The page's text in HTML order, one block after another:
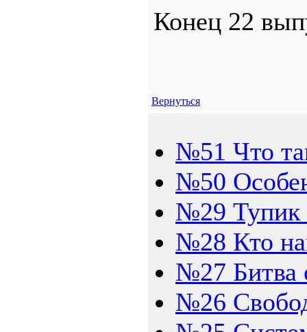
Конец 22
Вернуться
№51 Что
№50
№29 Тупик
№28 Кто
№27 Битва
№26